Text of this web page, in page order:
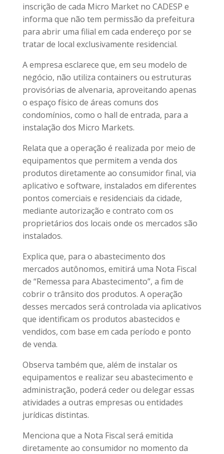
inscrição de cada Micro Market no CADESP e
informa que não tem permissão da prefeitura
para abrir uma filial em cada endereço por se
tratar de local exclusivamente residencial.
A empresa esclarece que, em seu modelo de
negócio, não utiliza containers ou estruturas
provisórias de alvenaria, aproveitando apenas
o espaço físico de áreas comuns dos
condomínios, como o hall de entrada, para a
instalação dos Micro Markets.
Relata que a operação é realizada por meio de
equipamentos que permitem a venda dos
produtos diretamente ao consumidor final, via
aplicativo e software, instalados em diferentes
pontos comerciais e residenciais da cidade,
mediante autorização e contrato com os
proprietários dos locais onde os mercados são
instalados.
Explica que, para o abastecimento dos
mercados autônomos, emitirá uma Nota Fiscal
de “Remessa para Abastecimento”, a fim de
cobrir o trânsito dos produtos. A operação
desses mercados será controlada via aplicativos
que identificam os produtos abastecidos e
vendidos, com base em cada período e ponto
de venda.
Observa também que, além de instalar os
equipamentos e realizar seu abastecimento e
administração, poderá ceder ou delegar essas
atividades a outras empresas ou entidades
jurídicas distintas.
Menciona que a Nota Fiscal será emitida
diretamente ao consumidor no momento da